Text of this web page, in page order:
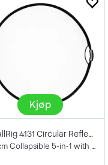
Kjøp
SmallRig 4131 Circular Reflector
107cm Collapsible 5-in-1 with Handle